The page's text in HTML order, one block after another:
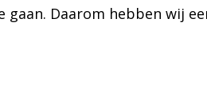
Daarom hebben wij